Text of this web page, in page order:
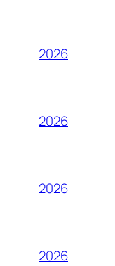
2026
2026
2026
2026